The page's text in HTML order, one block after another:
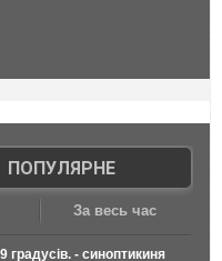
ПОПУЛЯРНЕ
За весь час
градусів. - синоптикиня